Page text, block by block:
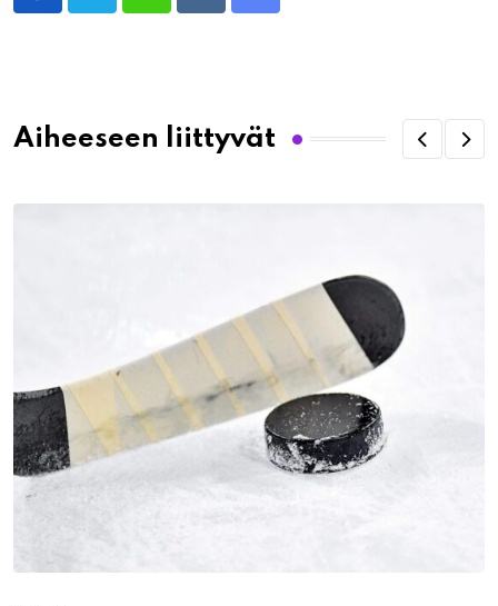
WhatsappReddit
Share
Aiheeseen liittyvät